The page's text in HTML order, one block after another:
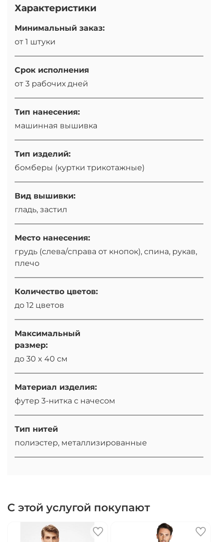
Характеристики
Минимальный заказ:
от 1 штуки
Срок исполнения
от 3 рабочих дней
Тип нанесения:
ма­шин­ная вышивка
Тип изделий:
бомберы (куртки трикотажные)
Вид вышивки:
гладь, застил
Место нанесения:
грудь (слева/справа от кнопок), спина, рукав,
плечо
Количество цветов:
до 12 цветов
Максимальный
размер:
до 30 x 40 см
Материал изделия:
футер 3-нитка с начесом
Тип нитей
полиэстер, металлизированные
С этой услугой покупают